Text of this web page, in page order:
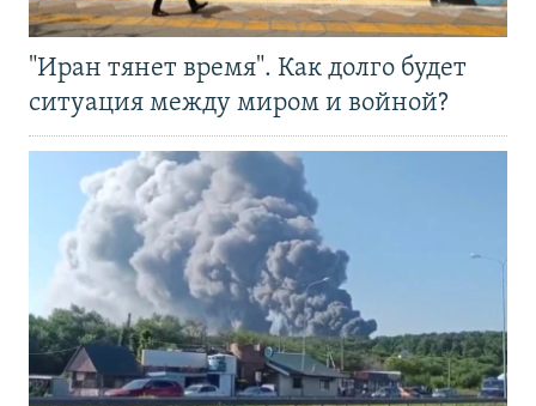
"Иран тянет время". Как долго будет
ситуация между миром и войной?